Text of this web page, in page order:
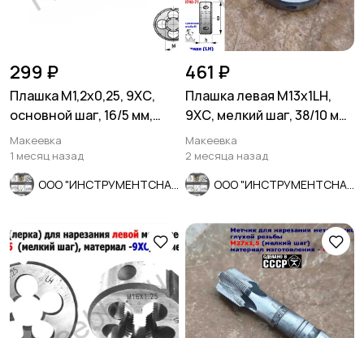
299 ₽
Плашка М1,2х0,25, 9ХС,
основной шаг, 16/5 мм,
ГОСТ 7740-71.
Макеевка
1 месяц назад
461 ₽
Плашка левая М13х1LH,
9ХС, мелкий шаг, 38/10 мм,
ГОСТ 7740-71
Макеевка
2 месяца назад